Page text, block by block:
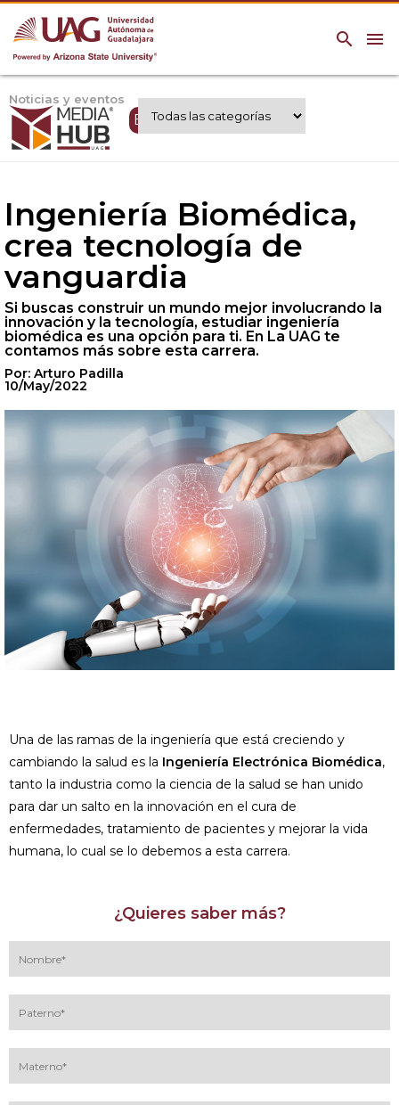
menu
search
Noticias y eventos
Expertos UAG
Ingeniería Biomédica,
crea tecnología de
vanguardia
Si buscas construir un mundo mejor involucrando la
innovación y la tecnología, estudiar ingeniería
biomédica es una opción para ti. En La UAG te
contamos más sobre esta carrera.
Por: Arturo Padilla
10/May/2022
Una de las ramas de la ingeniería que está creciendo y
cambiando la salud es la Ingeniería Electrónica Biomédica,
tanto la industria como la ciencia de la salud se han unido
para dar un salto en la innovación en el cura de
enfermedades, tratamiento de pacientes y mejorar la vida
humana, lo cual se lo debemos a esta carrera.
¿Quieres saber más?